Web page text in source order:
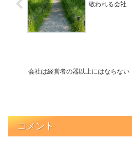
敬われる会社
会社は経営者の器以上にはならない
コメント